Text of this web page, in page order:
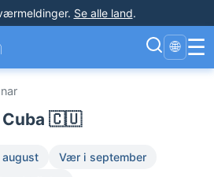
. Se alle land.
🌐 ☰
Cuba 🇨🇺
Vær i september